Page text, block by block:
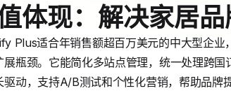
体现：解决家居
Plus适合年销售额超百万美元的中大型企
展瓶颈。它能简化多站点管理，统一处理跨
驱动，支持A/B测试和个性化营销，帮助品